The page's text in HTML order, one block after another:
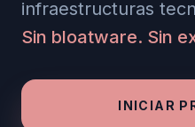
infraestructuras
Sin bloatware. Sin
INICIAR